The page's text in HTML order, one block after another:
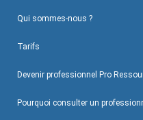
Qui sommes-nous ?
Tarifs
Devenir professionnel Pro
Pourquoi consulter un